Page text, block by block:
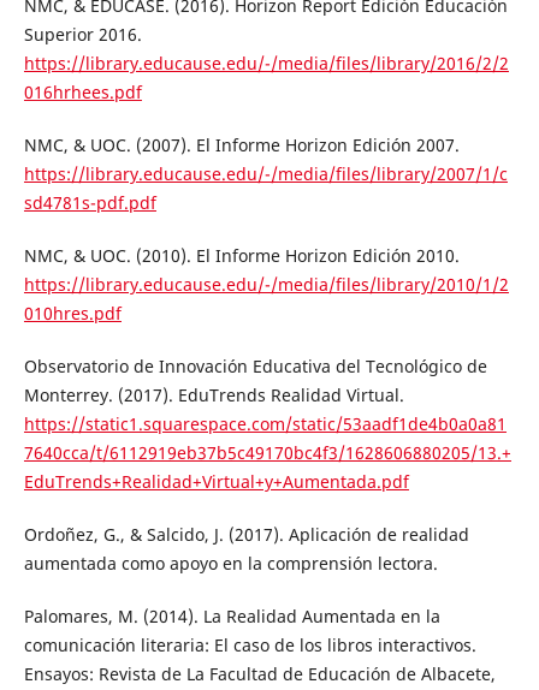
NMC, & EDUCASE. (2016). Horizon Report Edición Educación
Superior 2016.
https://library.educause.edu/-/media/files/library/2016/2/2
016hrhees.pdf
NMC, & UOC. (2007). El Informe Horizon Edición 2007.
https://library.educause.edu/-/media/files/library/2007/1/c
sd4781s-pdf.pdf
NMC, & UOC. (2010). El Informe Horizon Edición 2010.
https://library.educause.edu/-/media/files/library/2010/1/2
010hres.pdf
Observatorio de Innovación Educativa del Tecnológico de
Monterrey. (2017). EduTrends Realidad Virtual.
https://static1.squarespace.com/static/53aadf1de4b0a0a81
7640cca/t/6112919eb37b5c49170bc4f3/1628606880205/13.+
EduTrends+Realidad+Virtual+y+Aumentada.pdf
Ordoñez, G., & Salcido, J. (2017). Aplicación de realidad
aumentada como apoyo en la comprensión lectora.
Palomares, M. (2014). La Realidad Aumentada en la
comunicación literaria: El caso de los libros interactivos.
Ensayos: Revista de La Facultad de Educación de Albacete,